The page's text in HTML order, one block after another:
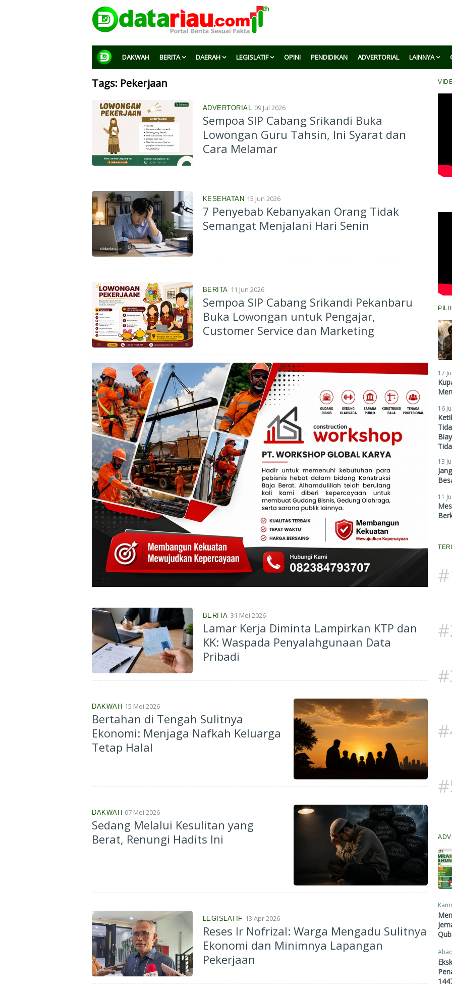
DAKWAH BERITA DAERAH LEGISLATIF OPINI PENDIDIKAN ADVERTORIAL LAINNYA
Tags: Pekerjaan
ADVERTORIAL 09 Jul 2026
Sempoa SIP Cabang Srikandi Buka
Lowongan Guru Tahsin, Ini Syarat dan
Cara Melamar
KESEHATAN 15 Jun 2026
7 Penyebab Kebanyakan Orang Tidak
Semangat Menjalani Hari Senin
BERITA 11 Jun 2026
Sempoa SIP Cabang Srikandi Pekanbaru
Buka Lowongan untuk Pengajar,
Customer Service dan Marketing
BERITA 31 Mei 2026
Lamar Kerja Diminta Lampirkan KTP dan
KK: Waspada Penyalahgunaan Data
Pribadi
DAKWAH 15 Mei 2026
Bertahan di Tengah Sulitnya
Ekonomi: Menjaga Nafkah Keluarga
Tetap Halal
DAKWAH 07 Mei 2026
Sedang Melalui Kesulitan yang
Berat, Renungi Hadits Ini
LEGISLATIF 13 Apr 2026
Reses Ir Nofrizal: Warga Mengadu Sulitnya
Ekonomi dan Minimnya Lapangan
Pekerjaan
17
16
13
11